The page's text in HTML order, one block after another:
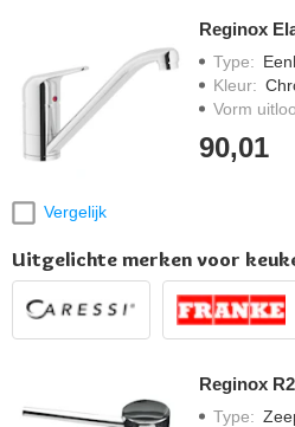
Vergelijk
Reginox
Type:
Kleur:
Vorm
90,01
Uitgelichte merken voor
Reginox
Type: